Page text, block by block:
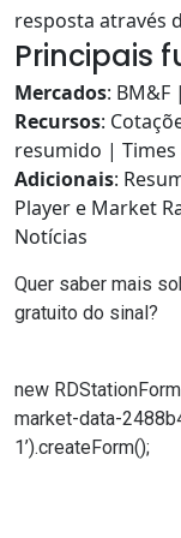
resposta através
Principais
Mercados:
Recursos:
resumido | Times
Adicionais:
Player e Market
Notícias
Quer saber mais
gratuito do sinal?
new
market-data-
1’).createForm();